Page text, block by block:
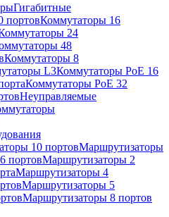
Гигабитные
портовКоммутаторы 16
24
48
Коммутаторы 8
L3Коммутаторы PoE 16
Коммутаторы PoE 32
Неуправляемые
10 портовМаршрутизаторы
портовМаршрутизаторы 2
Маршрутизаторы 4
Маршрутизаторы 5
Маршрутизаторы 8 портов